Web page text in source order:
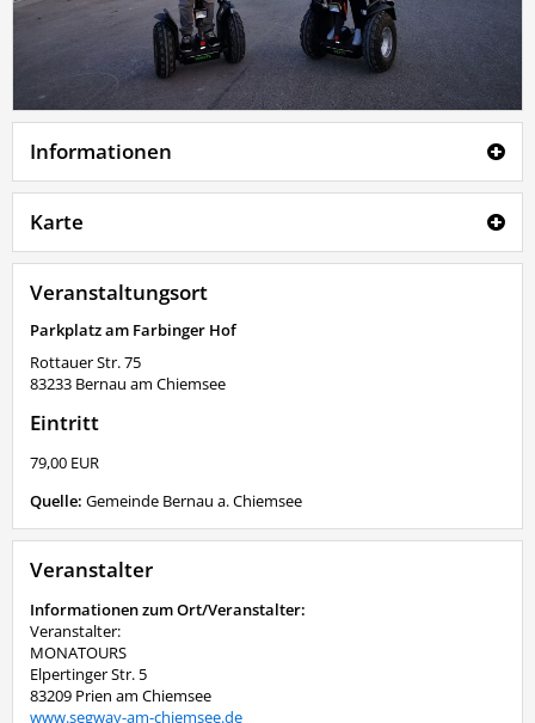
Informationen
Karte
Veranstaltungsort
Parkplatz am Farbinger Hof
Rottauer Str. 75
83233 Bernau am Chiemsee
Eintritt
79,00 EUR
Quelle: Gemeinde Bernau a. Chiemsee
Veranstalter
Informationen zum Ort/Veranstalter:
Veranstalter:
MONATOURS
Elpertinger Str. 5
83209 Prien am Chiemsee
www.segway-am-chiemsee.de